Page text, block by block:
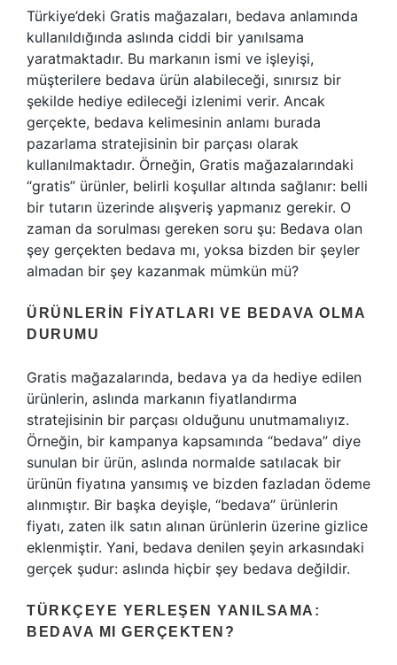
Türkiye’deki Gratis mağazaları, bedava anlamında
kullanıldığında aslında ciddi bir yanılsama
yaratmaktadır. Bu markanın ismi ve işleyişi,
müşterilere bedava ürün alabileceği, sınırsız bir
şekilde hediye edileceği izlenimi verir. Ancak
gerçekte, bedava kelimesinin anlamı burada
pazarlama stratejisinin bir parçası olarak
kullanılmaktadır. Örneğin, Gratis mağazalarındaki
“gratis” ürünler, belirli koşullar altında sağlanır: belli
bir tutarın üzerinde alışveriş yapmanız gerekir. O
zaman da sorulması gereken soru şu: Bedava olan
şey gerçekten bedava mı, yoksa bizden bir şeyler
almadan bir şey kazanmak mümkün mü?
ÜRÜNLERIN FIYATLARI VE BEDAVA OLMA
DURUMU
Gratis mağazalarında, bedava ya da hediye edilen
ürünlerin, aslında markanın fiyatlandırma
stratejisinin bir parçası olduğunu unutmamalıyız.
Örneğin, bir kampanya kapsamında “bedava” diye
sunulan bir ürün, aslında normalde satılacak bir
ürünün fiyatına yansımış ve bizden fazladan ödeme
alınmıştır. Bir başka deyişle, “bedava” ürünlerin
fiyatı, zaten ilk satın alınan ürünlerin üzerine gizlice
eklenmiştir. Yani, bedava denilen şeyin arkasındaki
gerçek şudur: aslında hiçbir şey bedava değildir.
TÜRKÇEYE YERLEŞEN YANILSAMA:
BEDAVA MI GERÇEKTEN?